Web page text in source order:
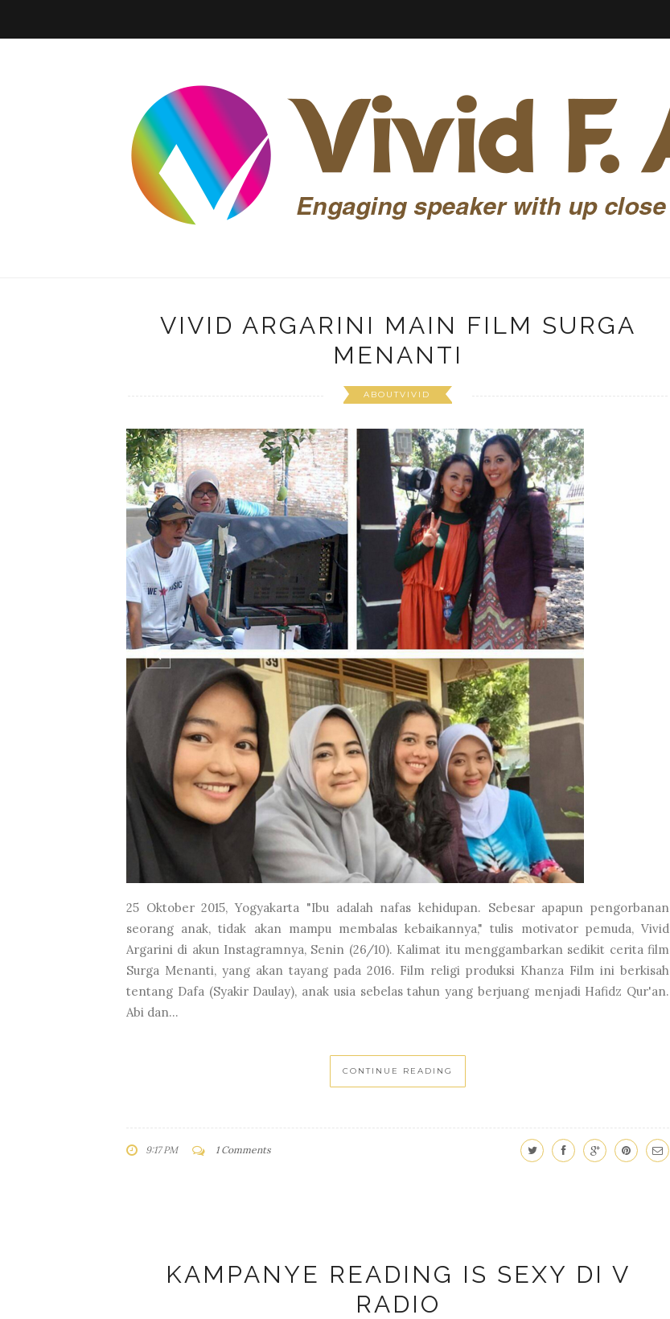
VIVID ARGARINI MAIN FILM SURGA
MENANTI
ABOUTVIVID
25 Oktober 2015, Yogyakarta "Ibu adalah nafas kehidupan. Sebesar apapun pengorbanan
seorang anak, tidak akan mampu membalas kebaikannya," tulis motivator pemuda, Vivid
Argarini di akun Instagramnya, Senin (26/10). Kalimat itu menggambarkan sedikit cerita film
Surga Menanti, yang akan tayang pada 2016. Film religi produksi Khanza Film ini berkisah
tentang Dafa (Syakir Daulay), anak usia sebelas tahun yang berjuang menjadi Hafidz Qur'an.
Abi dan...
CONTINUE READING
9:17 PM 1 Comments
KAMPANYE READING IS SEXY DI V
RADIO